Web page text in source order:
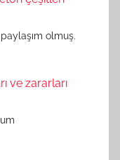
olmuş.
ve zararları